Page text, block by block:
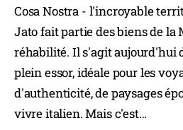
Cosa Nostra - l'incroyable
Jato fait partie des biens de la
réhabilité. Il s'agit aujourd'hui
plein essor, idéale pour les
d'authenticité, de paysages
vivre italien. Mais c'est…